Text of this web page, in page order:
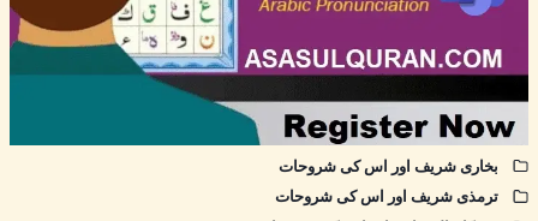
بخاری شریف اور اس کی شروحات
ترمذی شریف اور اس کی شروحات